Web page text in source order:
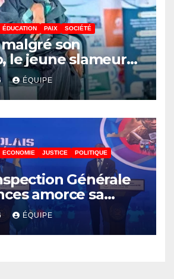
ÉDUCATION PAIX SOCIÉTÉ
son
le jeune slameur
Kenyata Bernard
à la solidarité
ses études
ÉQUIPE
ECONOMIE JUSTICE
POLITIQUE
Générale
amorce sa
numérique pour
permanent des
ÉQUIPE